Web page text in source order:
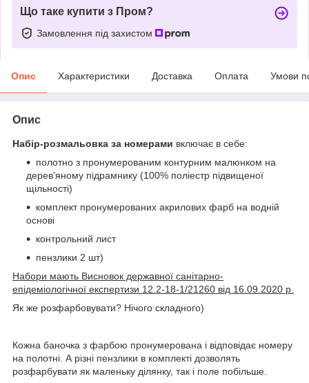
Що таке купити з Пром?
Замовлення під захистом
Опис Характеристики Доставка Оплата Умови
Опис
Набір-розмальовка за номерами включає в себе:
полотно з пронумерованим контурним малюнком на
дерев'яному підрамнику (100% поліестр підвищеної
щільності)
комплект пронумерованих акрилових фарб на водній
основі
контрольний лист
пензлики 2 шт)
Набори мають Висновок державної санітарно-
епідеміологічної експертизи 12.2-18-1/21260 від 16.09.2020 р.
Як же розфарбовувати? Нічого складного)
Кожна баночка з фарбою пронумерована і відповідає номеру
на полотні. А різні пензлики в комплекті дозволять
розфарбувати як маленьку ділянку, так і поле побільше.